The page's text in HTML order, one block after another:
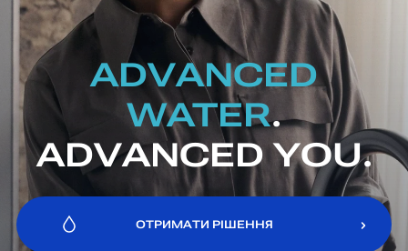
ADVANCED
WATER.
ADVANCED YOU.
ОТРИМАТИ РІШЕННЯ